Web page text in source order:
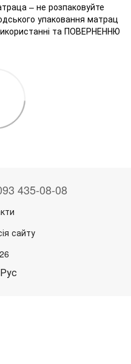
– не розпаковуйте
упаковання матрац
та ПОВЕРНЕННЮ
435-08-08
сайту
Рус